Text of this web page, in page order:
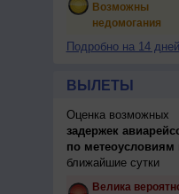
Возможны
недомогания
Подробно на 14 дней
ВЫЛЕТЫ
Оценка возможных
задержек
по метеоусловиям
ближайшие сутки
Велика